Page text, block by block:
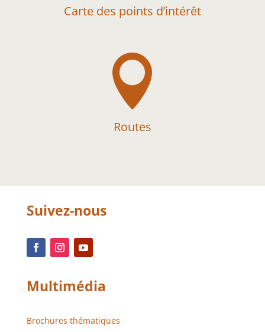
Carte des points d’intérêt

Routes
Suivez-nous
Multimédia
Brochures thématiques